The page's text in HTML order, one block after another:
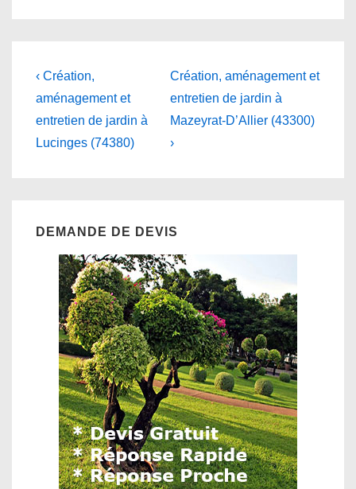
Navigation
de
l’article
Previous
Post
is
‹ Création,
aménagement et
entretien de jardin à
Lucinges (74380)
Next
Post
is
Création, aménagement et
entretien de jardin à
Mazeyrat-D’Allier (43300)
›
DEMANDE DE DEVIS